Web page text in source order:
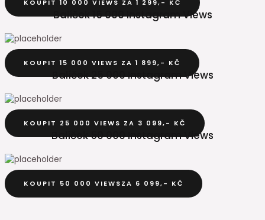
KOUPIT 10 000 VIEWS ZA 1 299,- KČ
Balíček 15 000 Instagram Views​
KOUPIT 15 000 VIEWS ZA 1 899,- KČ
Balíček 25 000 Instagram Views​
KOUPIT 25 000 VIEWS ZA 3 099,- KČ
Balíček 50 000 Instagram Views
KOUPIT 50 000 VIEWSZA 6 099,- KČ